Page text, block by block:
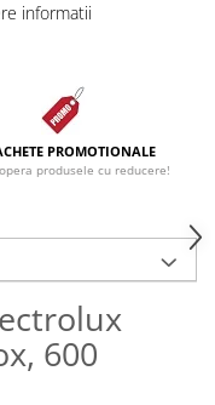
informatii
PROMOTIONALE
produsele cu reducere!
600